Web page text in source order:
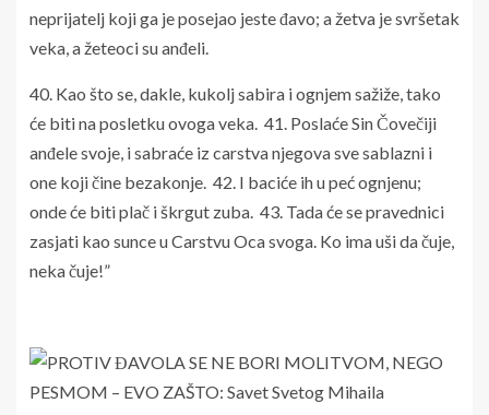
neprijatelj koji ga je posejao jeste đavo; a žetva je svršetak
veka, a žeteoci su anđeli.
40. Kao što se, dakle, kukolj sabira i ognjem sažiže, tako
će biti na posletku ovoga veka. 41. Poslaće Sin Čovečiji
anđele svoje, i sabraće iz carstva njegova sve sablazni i
one koji čine bezakonje. 42. I baciće ih u peć ognjenu;
onde će biti plač i škrgut zuba. 43. Tada će se pravednici
zasjati kao sunce u Carstvu Oca svoga. Ko ima uši da čuje,
neka čuje!”